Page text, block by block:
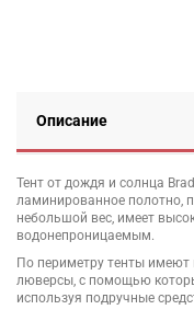
Описание
Тент от дождя и солнца
ламинированное полотно,
небольшой вес, имеет
водонепроницаемым.
По периметру тенты
люверсы, с помощью
используя подручные